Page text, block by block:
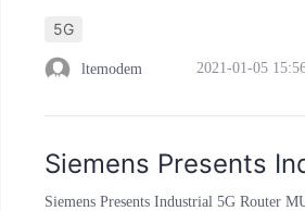
5G
ltemodem 2021-01-05
Siemens Presents
Siemens Presents Industrial 5G Router